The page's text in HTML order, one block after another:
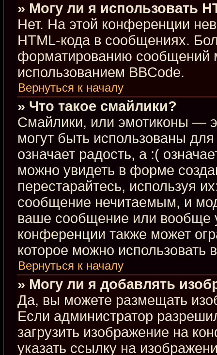
» Могу ли я использовать
Нет. На этой конференции
HTML-кода в сообщениях.
форматированию сообщений
использованием BBCode.
Вернуться к началу
» Что такое смайлики?
Смайлики, или эмотиконы —
могут быть использованы
означает радость, а :(
можно увидеть в форме
перестарайтесь, используя
сообщение нечитаемым, и
ваше сообщение или вообще
конференции также может
которое можно использовать
Вернуться к началу
» Могу ли я добавлять
Да, вы можете размещать
Если администратор
загрузить изображение на
указать ссылку на